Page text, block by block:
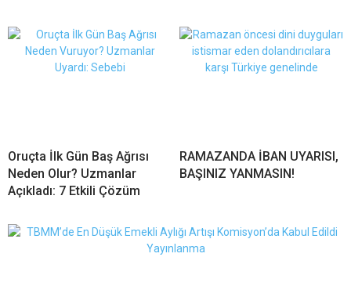
Oruçta İlk Gün Baş Ağrısı
Neden Olur? Uzmanlar
Açıkladı: 7 Etkili Çözüm
RAMAZANDA İBAN UYARISI,
BAŞINIZ YANMASIN!